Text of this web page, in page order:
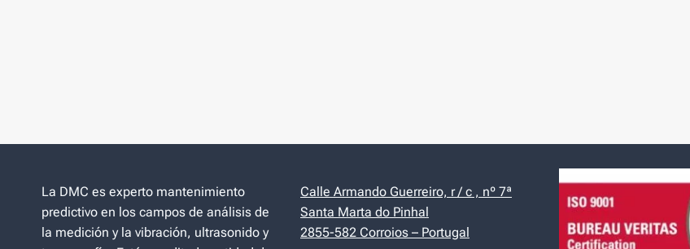
La DMC es experto mantenimiento
predictivo en los campos de análisis de
la medición y la vibración, ultrasonido y
Calle Armando Guerreiro, r / c , nº 7ª
Santa Marta do Pinhal
2855-582 Corroios – Portugal